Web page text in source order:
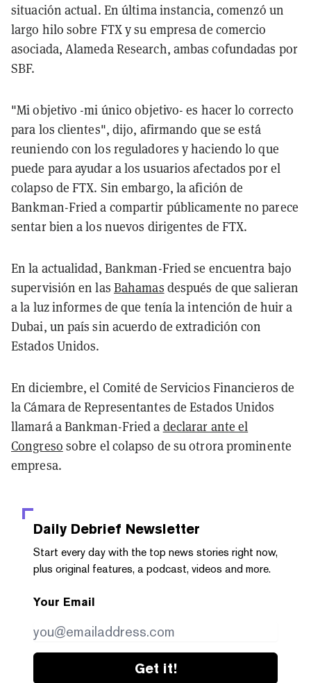
situación actual. En última instancia, comenzó un
largo hilo sobre FTX y su empresa de comercio
asociada, Alameda Research, ambas cofundadas por
SBF.
"Mi objetivo -mi único objetivo- es hacer lo correcto
para los clientes", dijo, afirmando que se está
reuniendo con los reguladores y haciendo lo que
puede para ayudar a los usuarios afectados por el
colapso de FTX. Sin embargo, la afición de
Bankman-Fried a compartir públicamente no parece
sentar bien a los nuevos dirigentes de FTX.
En la actualidad, Bankman-Fried se encuentra bajo
supervisión en las Bahamas después de que salieran
a la luz informes de que tenía la intención de huir a
Dubai, un país sin acuerdo de extradición con
Estados Unidos.
En diciembre, el Comité de Servicios Financieros de
la Cámara de Representantes de Estados Unidos
llamará a Bankman-Fried a declarar ante el
Congreso sobre el colapso de su otrora prominente
empresa.
Daily Debrief Newsletter
Start every day with the top news stories right now,
plus original features, a podcast, videos and more.
Your Email
Get it!